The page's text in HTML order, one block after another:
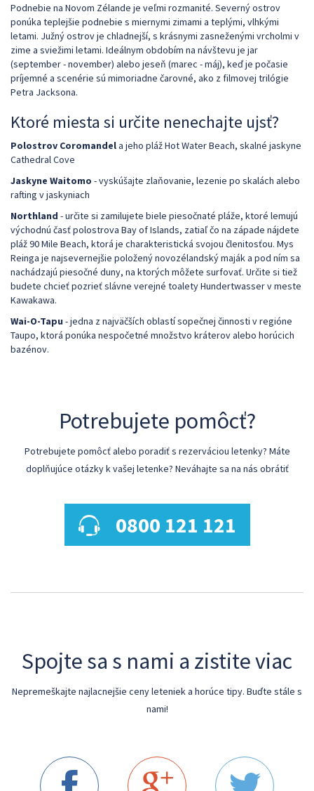
Podnebie na Novom Zélande je veľmi rozmanité. Severný ostrov
ponúka teplejšie podnebie s miernymi zimami a teplými, vlhkými
letami. Južný ostrov je chladnejší, s krásnymi zasneženými vrcholmi v
zime a sviežimi letami. Ideálnym obdobím na návštevu je jar
(september - november) alebo jeseň (marec - máj), keď je počasie
príjemné a scenérie sú mimoriadne čarovné, ako z filmovej trilógie
Petra Jacksona.
Ktoré miesta si určite nenechajte ujsť?
Polostrov Coromandela jeho pláž Hot Water Beach, skalné jaskyne
Cathedral Cove
Jaskyne Waitomo - vyskúšajte zlaňovanie, lezenie po skalách alebo
rafting v jaskyniach
Northland - určite si zamilujete biele piesočnaté pláže, ktoré lemujú
východnú časť polostrova Bay of Islands, zatiaľ čo na západe nájdete
pláž 90 Mile Beach, ktorá je charakteristická svojou členitosťou. Mys
Reinga je najsevernejšie položený novozélandský maják a pod ním sa
nachádzajú piesočné duny, na ktorých môžete surfovať. Určite si tiež
budete chcieť pozrieť slávne verejné toalety Hundertwasser v meste
Kawakawa.
Wai-O-Tapu - jedna z najväčších oblastí sopečnej činnosti v regióne
Taupo, ktorá ponúka nespočetné množstvo kráterov alebo horúcich
bazénov.
Potrebujete pomôcť?
Potrebujete pomôcť alebo poradiť s rezerváciou letenky? Máte
doplňujúce otázky k vašej letenke? Neváhajte sa na nás obrátiť
0800 121 121
Spojte sa s nami a zistite viac
Nepremeškajte najlacnejšie ceny leteniek a horúce tipy. Buďte stále s
nami!